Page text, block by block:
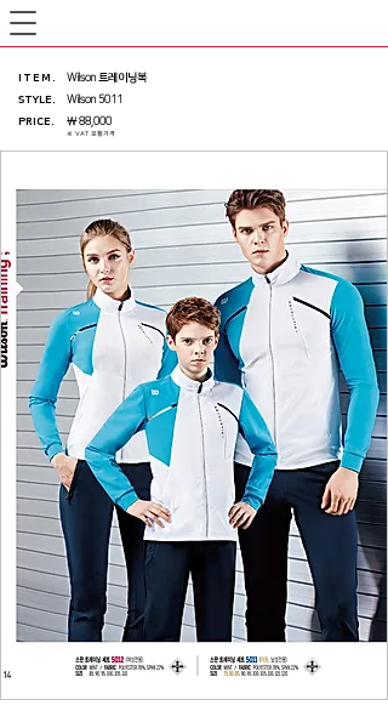
ITEM .
Wilson 트레이닝복
STYLE.
Wilson 5011
PRICE.
※ VAT 포함가격
￦ 88,000